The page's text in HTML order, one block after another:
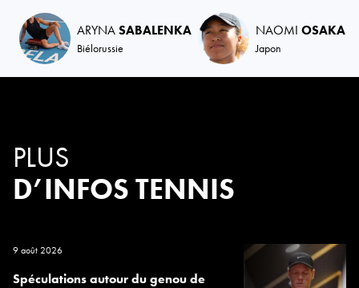
ARYNASABALENKA
Biélorussie
NAOMI OSAKA
Japon
PLUS
D’INFOS TENNIS
9 août 2026
Spéculations autour du genou de